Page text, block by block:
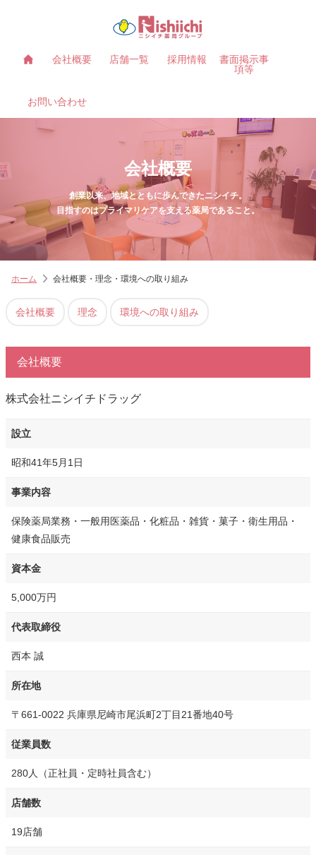
会社概要 店舗一覧 採用情報
書面掲示事
項等
お問い合わせ
会社概要
創業以来、地域とともに歩んできたニシイチ。
目指すのはプライマリケアを支える薬局であること。
ホーム 会社概要・理念・環境への取り組み
会社概要 理念 環境への取り組み
会社概要
株式会社ニシイチドラッグ
設立
昭和41年5月1日
事業内容
保険薬局業務・一般用医薬品・化粧品・雑貨・菓子・衛生用品・
健康食品販売
資本金
5,000万円
代表取締役
西本 誠
所在地
〒661-0022 兵庫県尼崎市尾浜町2丁目21番地40号
従業員数
280人（正社員・定時社員含む）
店舗数
19店舗